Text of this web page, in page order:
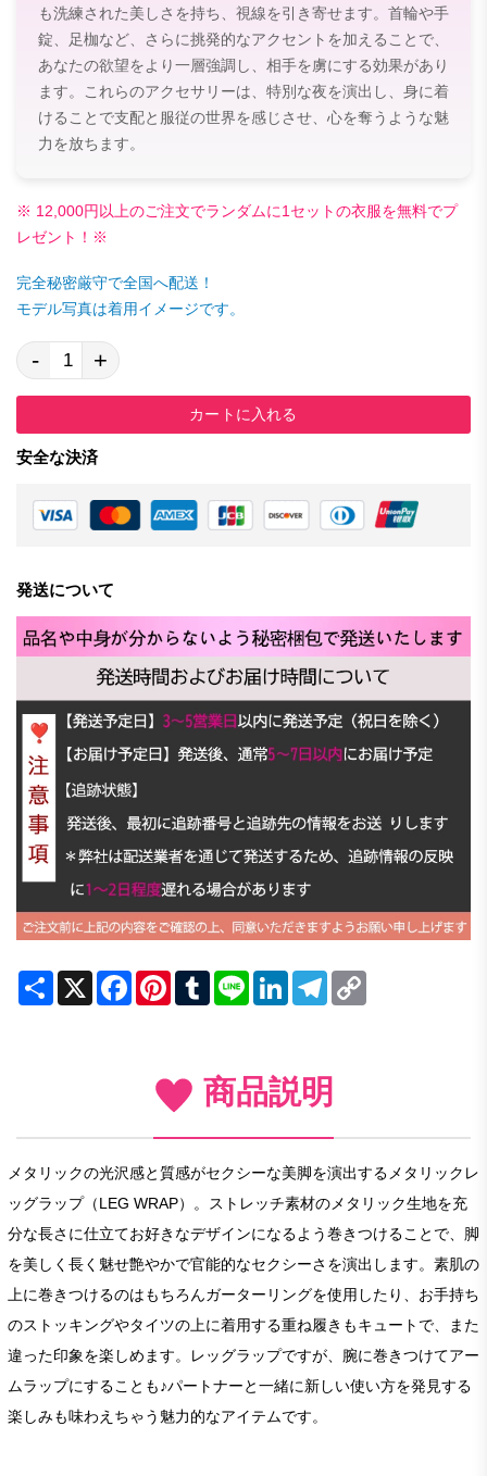
も洗練された美しさを持ち、視線を引き寄せます。首輪や手
錠、足枷など、さらに挑発的なアクセントを加えることで、
あなたの欲望をより一層強調し、相手を虜にする効果があり
ます。これらのアクセサリーは、特別な夜を演出し、身に着
けることで支配と服従の世界を感じさせ、心を奪うような魅
力を放ちます。
※ 12,000円以上のご注文でランダムに1セットの衣服を無料でプ
レゼント！※
完全秘密厳守で全国へ配送！
モデル写真は着用イメージです。
- +
カートに入れる
安全な決済
発送について
Share X FacebookPinterestTumblrLine LinkedInTelegram
商品説明
メタリックの光沢感と質感がセクシーな美脚を演出するメタリックレ
ッグラップ（LEG WRAP）。ストレッチ素材のメタリック生地を充
分な長さに仕立てお好きなデザインになるよう巻きつけることで、脚
を美しく長く魅せ艶やかで官能的なセクシーさを演出します。素肌の
上に巻きつけるのはもちろんガーターリングを使用したり、お手持ち
のストッキングやタイツの上に着用する重ね履きもキュートで、また
違った印象を楽しめます。レッグラップですが、腕に巻きつけてアー
ムラップにすることも♪パートナーと一緒に新しい使い方を発見する
楽しみも味わえちゃう魅力的なアイテムです。